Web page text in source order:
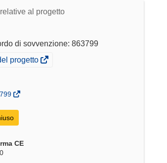
al progetto
di sovvenzione: 863799
progetto
CE